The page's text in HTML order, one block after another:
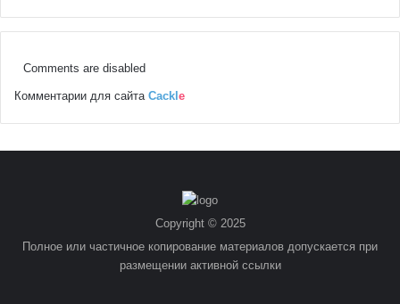
Comments are disabled
Комментарии для сайта Cackl e
Copyright © 2025
Полное или частичное копирование материалов допускается при
размещении активной ссылки